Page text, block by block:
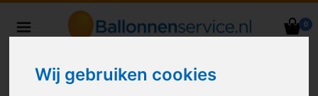
Wij gebruiken cookies
0
Nederland